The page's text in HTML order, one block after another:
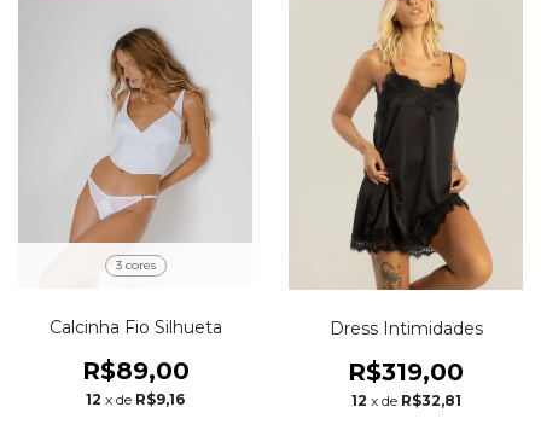
3 cores
Calcinha Fio Silhueta
R$89,00
12 x de R$9,16
Dress Intimidades
R$319,00
12 x de R$32,81